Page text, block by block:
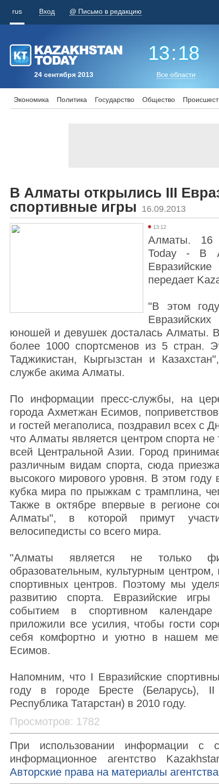
rus Вход @ Письмо в редакцию
24 сентября 2013
13: 18
Все области
Экономика Политика Государство Общество
В Алматы открылись III
спортивные игры
16.09.2013
13:12
Алматы. 16
Today - В
передает
"В этом
юношей и девушек досталась Алматы. В
более 1000 спортсменов из 5 стран.
Таджикистан, Кыргызстан и
службе акима Алматы.
По информации пресс-службы, на
города Ахметжан Есимов,
и гостей мегаполиса, поздравил всех с
что Алматы является центром спорта не
всей Центральной Азии. Город
различным видам спорта, сюда
высокого мирового уровня. В этом
кубка мира по прыжкам с трамплина,
Также в октябре впервые в регионе
Алматы", в которой примут
велосипедисты со всего мира.
"Алматы является не только
образовательным, культурным
спортивных центров. Поэтому мы
развитию спорта. Евразийские
событием в спортивном
приложили все усилия, чтобы гости
себя комфортно и уютно в нашем
Есимов.
Напомним, что I Евразийские
году в городе Бресте (Беларусь),
Республика Татарстан) в 2010 году.
Просмотров: 1782
При использовании информации с
информационное агентство
Авторские права на материалы